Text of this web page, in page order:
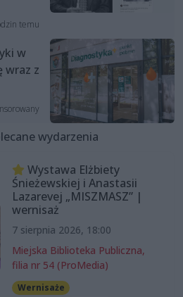
temu
w
wraz z
wydarzenia
Wystawa Elżbiety
Śnieżewskiej i Anastasii
Lazarevej „MISZMASZ” |
wernisaż
7 sierpnia 2026, 18:00
Miejska Biblioteka Publiczna,
filia nr 54 (ProMedia)
Wernisaże